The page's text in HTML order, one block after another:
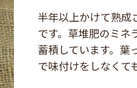
半年以上かけて熟成
です。草堆肥のミネ
蓄積しています。葉
で味付けをしなくて